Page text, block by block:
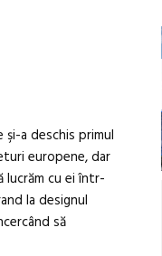
a deschis primul
europene, dar
lucrăm cu ei într-
la designul
să